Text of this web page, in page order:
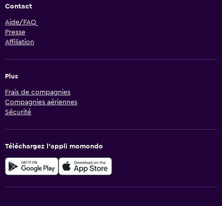
Contact
Aide/FAQ
Presse
Affiliation
Plus
Frais de compagnies
Compagnies aériennes
Sécurité
Téléchargez l’appli momondo